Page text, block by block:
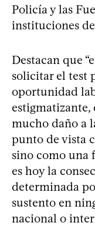
Policía y las
instituciones
Destacan que
solicitar el test
oportunidad
mucho daño a
punto de vista
sino como una
es hoy la
determinada
sustento en
nacional o